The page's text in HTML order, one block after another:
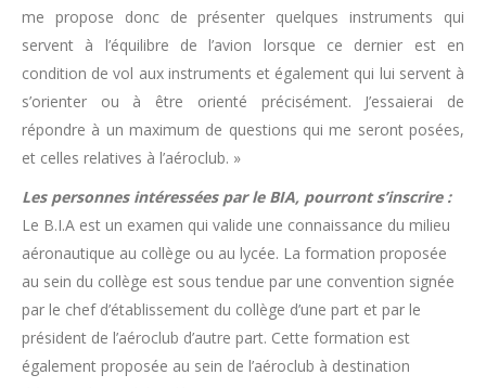
me propose donc de présenter quelques instruments qui
servent à l’équilibre de l’avion lorsque ce dernier est en
condition de vol aux instruments et également qui lui servent à
s’orienter ou à être orienté précisément. J’essaierai de
répondre à un maximum de questions qui me seront posées,
et celles relatives à l’aéroclub. »
Les personnes intéressées par le BIA, pourront s’inscrire :
Le B.I.A est un examen qui valide une connaissance du milieu
aéronautique au collège ou au lycée. La formation proposée
au sein du collège est sous tendue par une convention signée
par le chef d’établissement du collège d’une part et par le
président de l’aéroclub d’autre part. Cette formation est
également proposée au sein de l’aéroclub à destination